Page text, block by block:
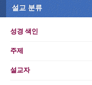
설교 분류
성경 색인
주제
설교자